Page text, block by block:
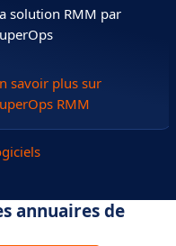
solution RMM par
savoir plus sur
RMM
annuaires de